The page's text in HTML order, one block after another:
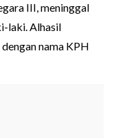
III, meninggal
laki. Alhasil
nama KPH